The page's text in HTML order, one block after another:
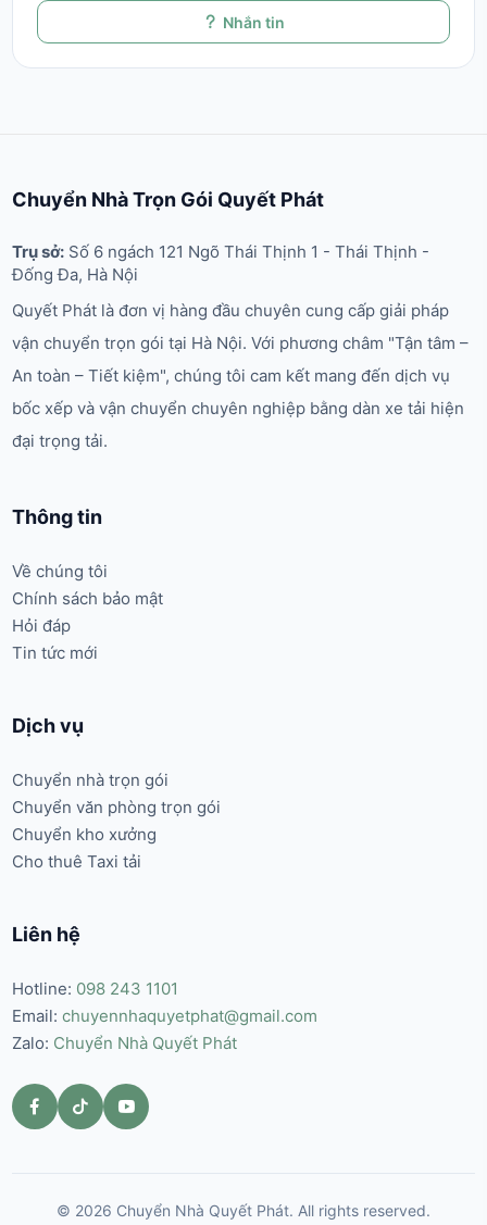
Nhắn tin
Chuyển Nhà Trọn Gói Quyết Phát
Trụ sở: Số 6 ngách 121 Ngõ Thái Thịnh 1 - Thái Thịnh -
Đống Đa, Hà Nội
Quyết Phát là đơn vị hàng đầu chuyên cung cấp giải pháp
vận chuyển trọn gói tại Hà Nội. Với phương châm "Tận tâm –
An toàn – Tiết kiệm", chúng tôi cam kết mang đến dịch vụ
bốc xếp và vận chuyển chuyên nghiệp bằng dàn xe tải hiện
đại trọng tải.
Thông tin
Về chúng tôi
Chính sách bảo mật
Hỏi đáp
Tin tức mới
Dịch vụ
Chuyển nhà trọn gói
Chuyển văn phòng trọn gói
Chuyển kho xưởng
Cho thuê Taxi tải
Liên hệ
Hotline: 098 243 1101
Email:chuyennhaquyetphat@gmail.com
Zalo: Chuyển Nhà Quyết Phát
© 2026 Chuyển Nhà Quyết Phát. All rights reserved.